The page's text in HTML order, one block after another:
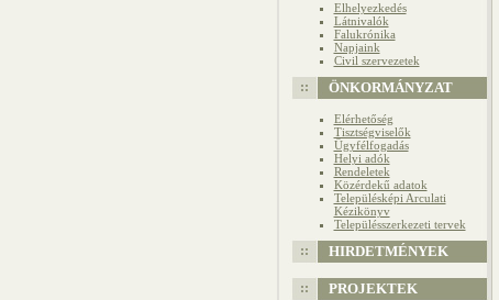
Elhelyezkedés
Látnivalók
Falukrónika
Napjaink
Civil szervezetek
ÖNKORMÁNYZAT
Elérhetőség
Tisztségviselők
Ügyfélfogadás
Helyi adók
Rendeletek
Közérdekű adatok
Településképi Arculati
Kézikönyv
Településszerkezeti tervek
HIRDETMÉNYEK
PROJEKTEK